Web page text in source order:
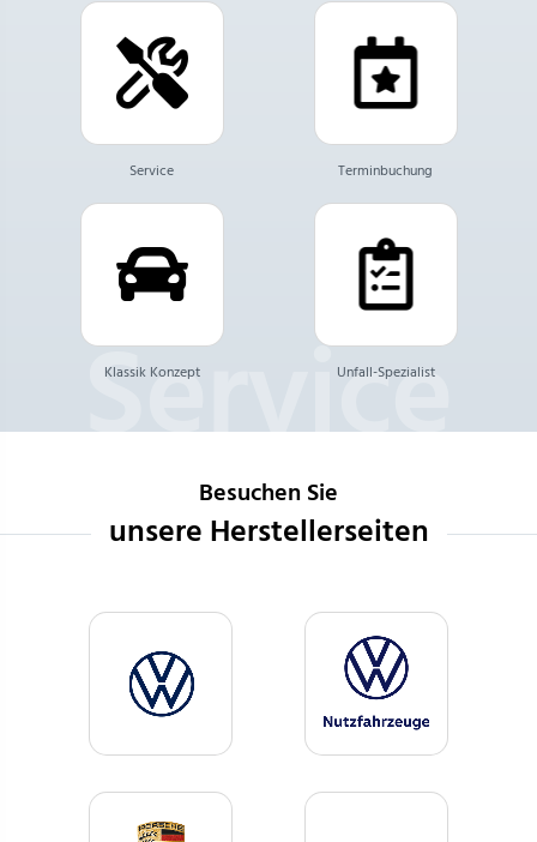
Service Terminbuchung
Klassik Konzept Unfall-Spezialist
Besuchen Sie
unsere Herstellerseiten